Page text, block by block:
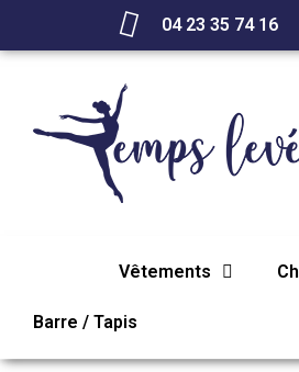
04 23 35 74 16
Vêtements
Barre / Tapis